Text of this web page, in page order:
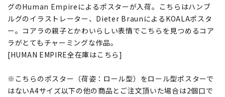
グのHuman Empireによるポスターが入荷。こちらはハンブ
ルグのイラストレーター、Dieter BraunによるKOALAポスタ
ー。コアラの親子とかわいらしい表情でこちらを見つめるコア
ラがとてもチャーミングな作品。
[HUMAN EMPIRE全在庫はこちら]
※こちらのポスター（荷姿：ロール型）をロール型ポスターで
はないA4サイズ以下の他の商品とご注文頂いた場合は2個口で